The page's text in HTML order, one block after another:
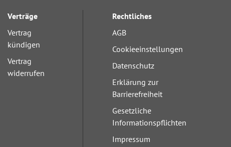
Verträge
Vertrag
kündigen
Vertrag
widerrufen
Rechtliches
AGB
Cookieeinstellungen
Datenschutz
Erklärung zur
Barrierefreiheit
Gesetzliche
Informationspflichten
Impressum